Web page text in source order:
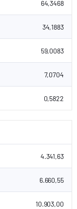
64,3468
34,1883
59,0083
7,0704
0,5822
4.341,63
6.660,55
10.903,00